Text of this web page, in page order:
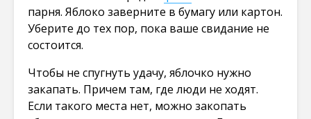
парня. Яблоко заверните в бумагу или картон.
Уберите до тех пор, пока ваше свидание не
состоится.
Чтобы не спугнуть удачу, яблочко нужно
закапать. Причем там, где люди не ходят.
Если такого места нет, можно закопать